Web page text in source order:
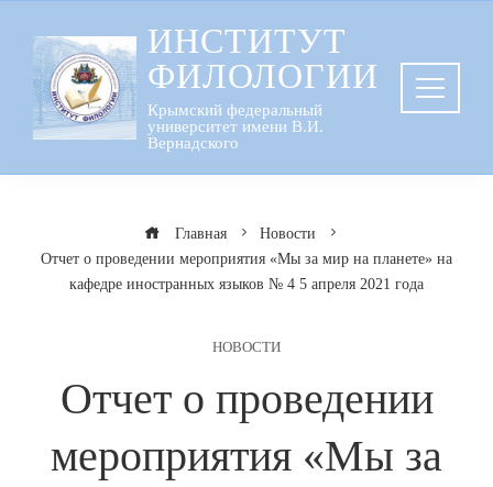
содержанию
ИНСТИТУТ
ФИЛОЛОГИИ
Крымский федеральный
университет имени В.И.
Вернадского
Главная
Новости
Отчет о проведении мероприятия «Мы за мир на планете» на
кафедре иностранных языков № 4 5 апреля 2021 года
НОВОСТИ
Отчет о проведении
мероприятия «Мы за